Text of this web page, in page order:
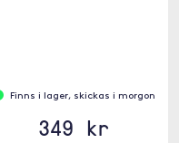
Finns i lager, skickas i morgon
349 kr